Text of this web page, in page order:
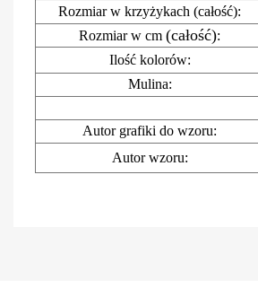
Rozmiar w krzyżykach (całość):
Rozmiar w cm(całość):
Ilość kolorów:
Mulina:
Autor grafiki do wzoru:
Autor wzoru: